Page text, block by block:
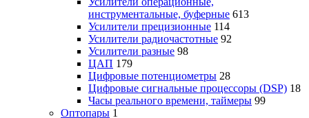
инструментальные, буферные 613
Усилители прецизионные 114
Усилители радиочастотные 92
Усилители разные 98
ЦАП 179
Цифровые потенциометры 28
Цифровые сигнальные процессоры (DSP) 18
Часы реального времени, таймеры 99
Оптопары 1